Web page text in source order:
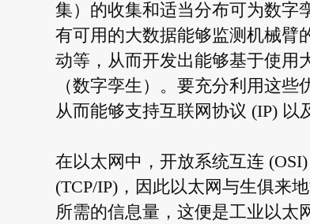
集）的收集和适当分布可为数字
有可用的大数据能够监测机械臂
动等，从而开发出能够基于使用
（数字孪生）。要充分利用这
从而能够支持互联网协议 (IP) 以
在以太网中，开放系统互连
(TCP/IP)，因此以太网与生俱来
所需的信息量，这便是工业以太